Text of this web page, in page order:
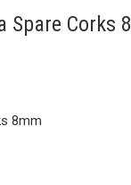
Spare Corks 8
8mm